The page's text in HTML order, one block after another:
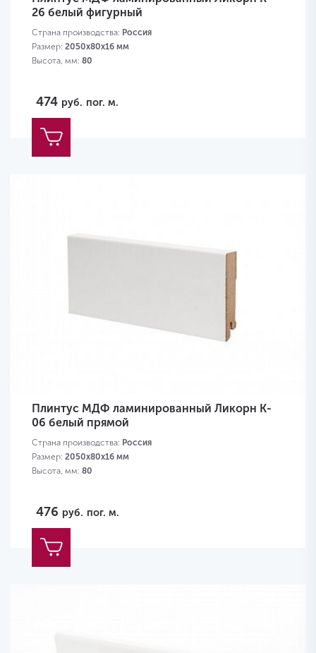
26 белый фигурный
Страна производства: Россия
Размер: 2050х80х16 мм
Высота, мм: 80
474 руб. пог. м.
Плинтус МДФ ламинированный Ликорн K-
06 белый прямой
Страна производства: Россия
Размер: 2050х80х16 мм
Высота, мм: 80
476 руб. пог. м.